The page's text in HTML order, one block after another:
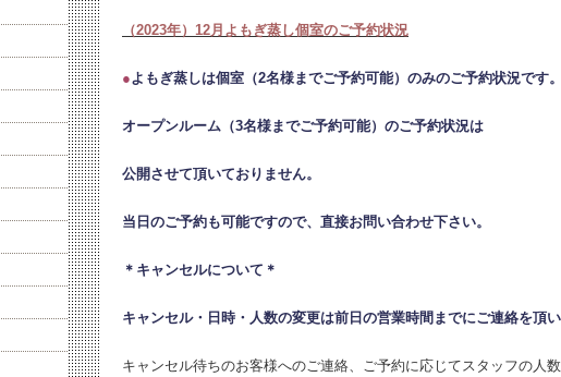
（2023年）12月よもぎ蒸し個室のご予約状況
●よもぎ蒸しは個室（2名様までご予約可能）のみのご予約状況です
オープンルーム（3名様までご予約可能）のご予約状況は
公開させて頂いておりません。
当日のご予約も可能ですので、直接お問い合わせ下さい。
＊キャンセルについて＊
キャンセル・日時・人数の変更は前日の営業時間までにご連絡を頂
キャンセル待ちのお客様へのご連絡、ご予約に応じてスタッフの人